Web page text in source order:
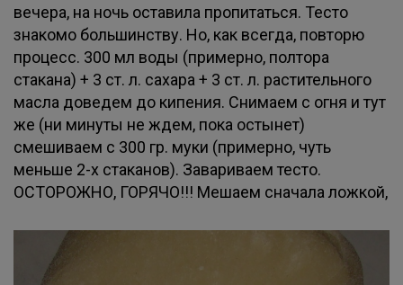
вечера, на ночь оставила пропитаться. Тесто
знакомо большинству. Но, как всегда, повторю
процесс. 300 мл воды (примерно, полтора
стакана) + 3 ст. л. сахара + 3 ст. л. растительного
масла доведем до кипения. Снимаем с огня и тут
же (ни минуты не ждем, пока остынет)
смешиваем с 300 гр. муки (примерно, чуть
меньше 2-х стаканов). Завариваем тесто.
ОСТОРОЖНО, ГОРЯЧО!!! Мешаем сначала ложкой,